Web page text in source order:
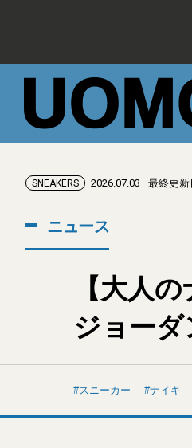
SNEAKERS 2026.07.03 最終更新
ニュース
【大人
ジョーダ
スニーカー ナイキ